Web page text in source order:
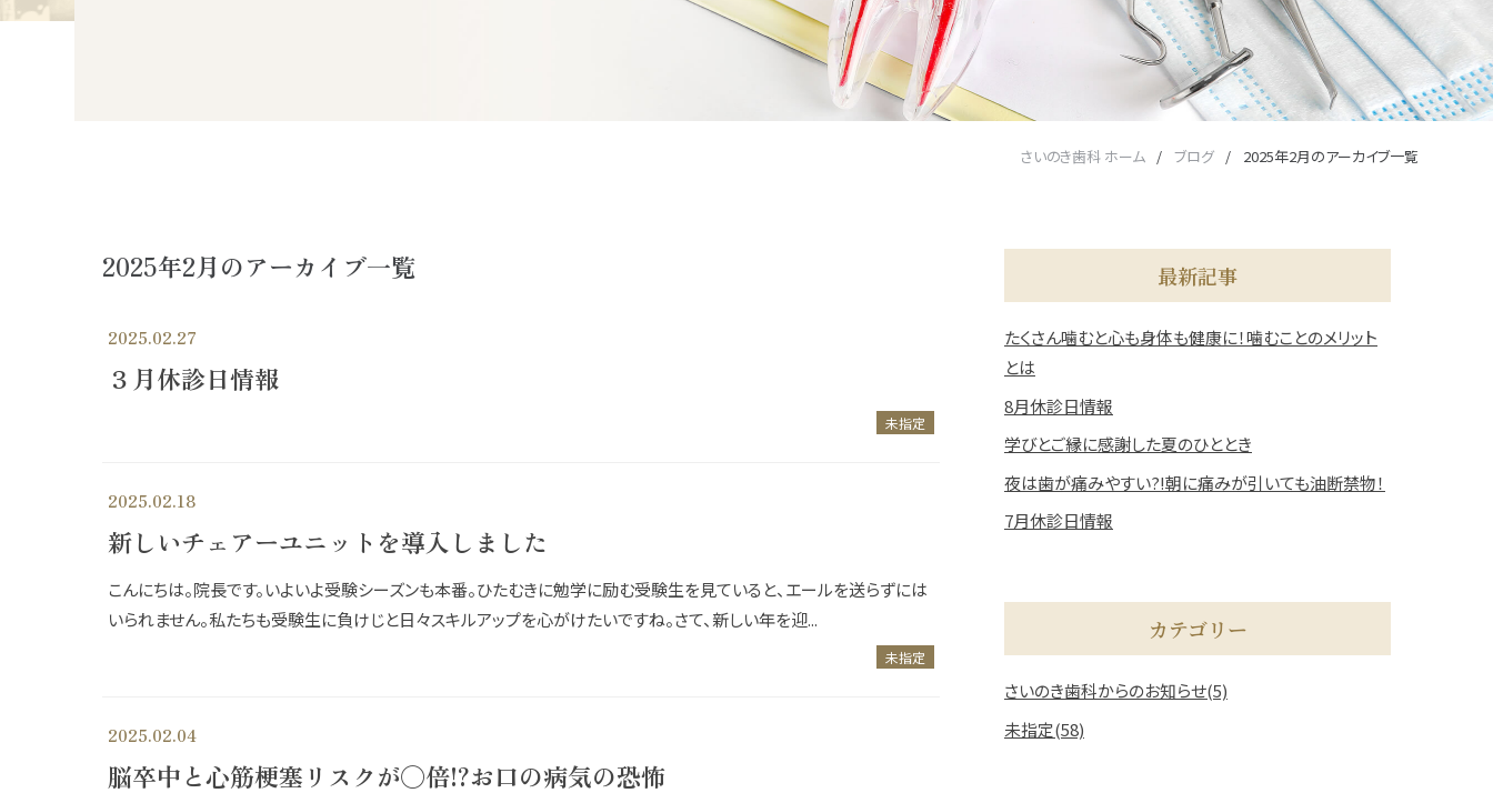
さいのき歯科 ホーム ブログ 2025年2月のアーカイブ一覧
2025年2月のアーカイブ一覧
2025.02.27
３月休診日情報
未指定
2025.02.18
新しいチェアーユニットを導入しました
こんにちは。院長です。いよいよ受験シーズンも本番。ひたむきに勉学に励む受験生を見ていると、エールを送らずには
いられません。私たちも受験生に負けじと日々スキルアップを心がけたいですね。さて、新しい年を迎...
未指定
2025.02.04
脳卒中と心筋梗塞リスクが◯倍!?お口の病気の恐怖
最新記事
たくさん噛むと心も身体も健康に！噛むことのメリット
とは
8月休診日情報
学びとご縁に感謝した夏のひととき
夜は歯が痛みやすい?!朝に痛みが引いても油断禁物！
7月休診日情報
カテゴリー
さいのき歯科からのお知らせ(5)
未指定(58)